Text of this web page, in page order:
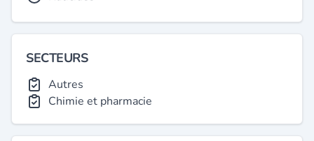
SECTEURS
Autres
Chimie et pharmacie